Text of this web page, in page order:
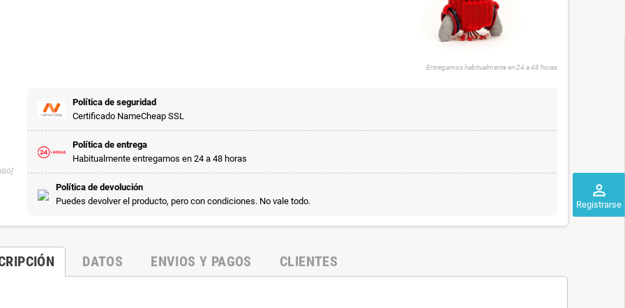
perm_identity
Registrarse
Entregamos habitualmente en 24 a 48 horas
Política de seguridad
Certificado NameCheap SSL
Política de entrega
Habitualmente entregamos en 24 a 48 horas
Política de devolución
Puedes devolver el producto, pero con condiciones. No vale todo.
DATOS ENVIOS Y PAGOS CLIENTES